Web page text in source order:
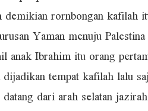
rornbongan kafilah
Yaman menuju
Ibrahim itu orang
tempat kafilah lalu
dari arah selatan